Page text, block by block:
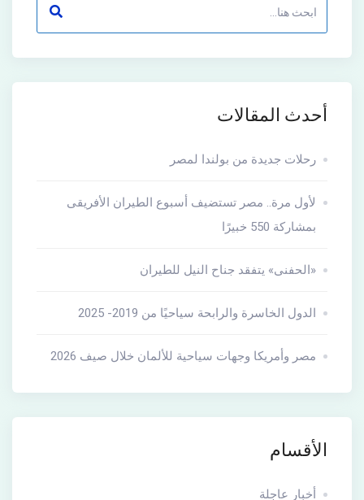
أحدث المقالات
رحلات جديدة من بولندا لمصر
لأول مرة.. مصر تستضيف أسبوع الطيران الأفريقى
بمشاركة 550 خبيرًا
«الحفنى» يتفقد جناح النيل للطيران
الدول الخاسرة والرابحة سياحيًا من 2019- 2025
مصر وأمريكا وجهات سياحية للألمان خلال صيف 2026
الأقسام
أخبار عاجلة